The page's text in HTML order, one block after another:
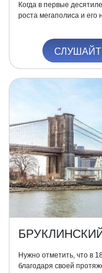
Когда в первые
роста мегаполиса и его
Нужно отметить, что в
благодаря своей